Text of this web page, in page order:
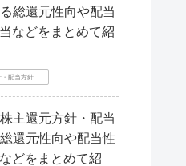
総還元性向や配当
などをまとめて紹
・配当方針
主還元方針・配当
還元性向や配当性
どをまとめて紹